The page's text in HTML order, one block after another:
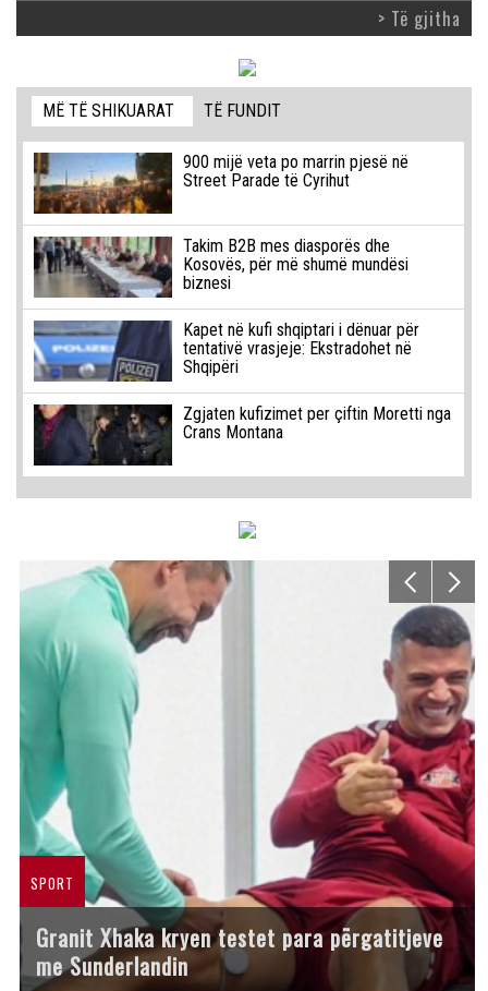
> Të gjitha
MË TË SHIKUARAT TË FUNDIT
900 mijë veta po marrin pjesë në
Street Parade të Cyrihut
Takim B2B mes diasporës dhe
Kosovës, për më shumë mundësi
biznesi
Kapet në kufi shqiptari i dënuar për
tentativë vrasjeje: Ekstradohet në
Shqipëri
Zgjaten kufizimet per çiftin Moretti nga
Crans Montana
SPORT
Granit Xhaka kryen testet para përgatitjeve
me Sunderlandin